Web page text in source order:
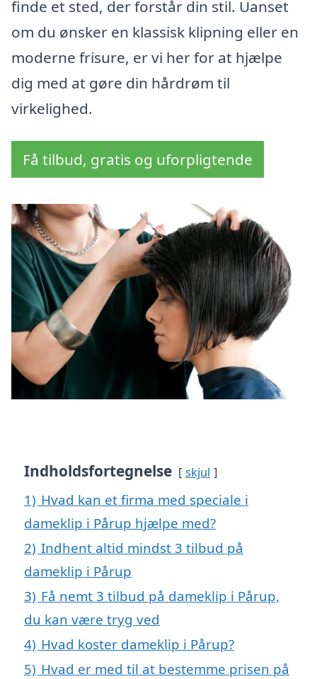
finde et sted, der forstår din stil. Uanset
om du ønsker en klassisk klipning eller en
moderne frisure, er vi her for at hjælpe
dig med at gøre din hårdrøm til
virkelighed.
Få tilbud, gratis og uforpligtende
Indholdsfortegnelse skjul
1) Hvad kan et firma med speciale i
dameklip i Pårup hjælpe med?
2) Indhent altid mindst 3 tilbud på
dameklip i Pårup
3) Få nemt 3 tilbud på dameklip i Pårup,
du kan være tryg ved
4) Hvad koster dameklip i Pårup?
5) Hvad er med til at bestemme prisen på